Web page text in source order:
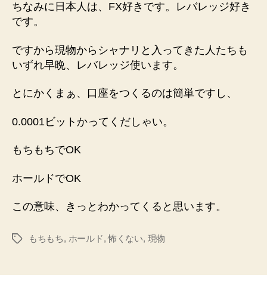
ちなみに日本人は、FX好きです。レバレッジ好き
です。
ですから現物からシャナリと入ってきた人たちも
いずれ早晩、レバレッジ使います。
とにかくまぁ、口座をつくるのは簡単ですし、
0.0001ビットかってくだしゃい。
もちもちでOK
ホールドでOK
この意味、きっとわかってくると思います。
タ
もちもち, ホールド,怖くない, 現物